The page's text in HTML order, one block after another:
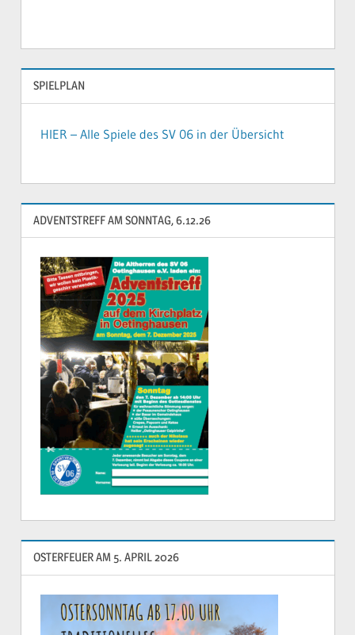
SPIELPLAN
HIER – Alle Spiele des SV 06 in der Übersicht
ADVENTSTREFF AM SONNTAG, 6.12.26
OSTERFEUER AM 5. APRIL 2026